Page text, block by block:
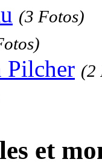
(3 Fotos)
Pilcher (2
et